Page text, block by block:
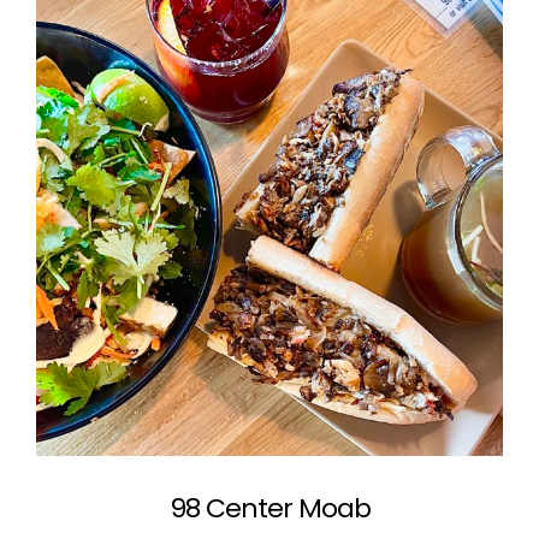
98 Center Moab